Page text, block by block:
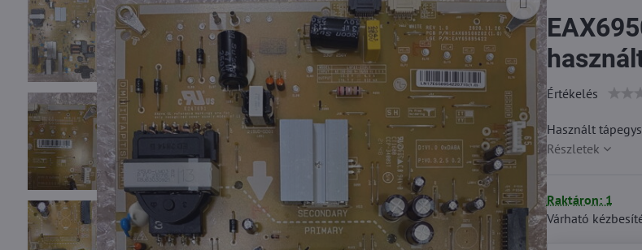
Értékelés
Használt
Részletek
Raktáron: 1
Várható